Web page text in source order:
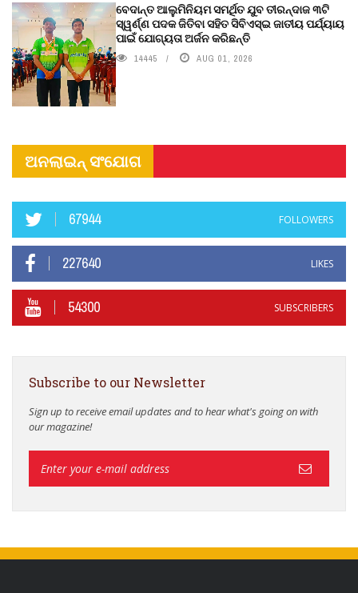
ବେଦାନ୍ତ ଆଲୁମିନିୟମ ସମର୍ଥିତ ଯୁବ ତୀରନ୍ଦାଜ ୩ଟି
ସ୍ୱର୍ଣ୍ଣ ପଦକ ଜିତିବା ସହିତ ସିବିଏସ୍ଇ ଜାତୀୟ ପର୍ଯ୍ୟାୟ
ପାଇଁ ଯୋଗ୍ୟତା ଅର୍ଜନ କରିଛନ୍ତି
14445 AUG 01, 2026
ଅନଲାଇନ୍ ସଂଯୋଗ
67944 FOLLOWERS
227640 LIKES
54300 SUBSCRIBERS
Subscribe to our Newsletter
Sign up to receive email updates and to hear what's going on with
our magazine!